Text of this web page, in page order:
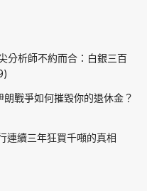
分析師不約而合：白銀三百
戰爭如何摧毀你的退休金？
連續三年狂買千噸的真相